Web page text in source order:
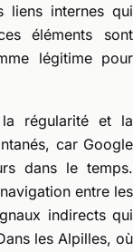
liens internes qui
éléments sont
légitime pour
régularité et la
car Google
dans le temps.
entre les
indirects qui
les Alpilles, où